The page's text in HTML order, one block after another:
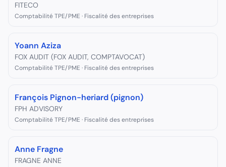
FITECO
Comptabilité TPE/PME · Fiscalité des entreprises
Yoann Aziza
FOX AUDIT (FOX AUDIT, COMPTAVOCAT)
Comptabilité TPE/PME · Fiscalité des entreprises
François Pignon-heriard (pignon)
FPH ADVISORY
Comptabilité TPE/PME · Fiscalité des entreprises
Anne Fragne
FRAGNE ANNE